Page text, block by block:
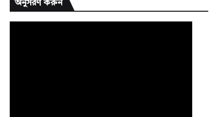
অনুসরণ করুন